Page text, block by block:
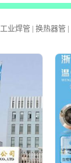
工业焊管 | 换热器管 |